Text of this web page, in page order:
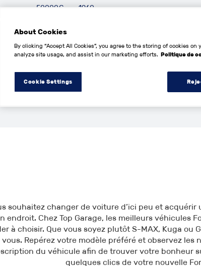
50000€ 1960
souhaitez changer de voiture d’ici peu et acquérir
endroit. Chez Top Garage, les meilleurs véhicules
à choisir. Que vous soyez plutôt S-MAX, Kuga ou
vous. Repérez votre modèle préféré et observez les
du véhicule afin de trouver votre bonheur
quelques clics de votre nouvelle
About Cookies
By clicking “Accept All Cookies”, you agree to the storing of cookies
analyze site usage, and assist in our marketing efforts. Politique de
Cookie Settings